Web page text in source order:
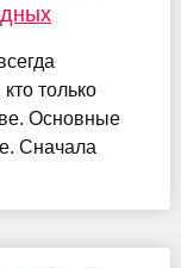
только
Основные
Сначала